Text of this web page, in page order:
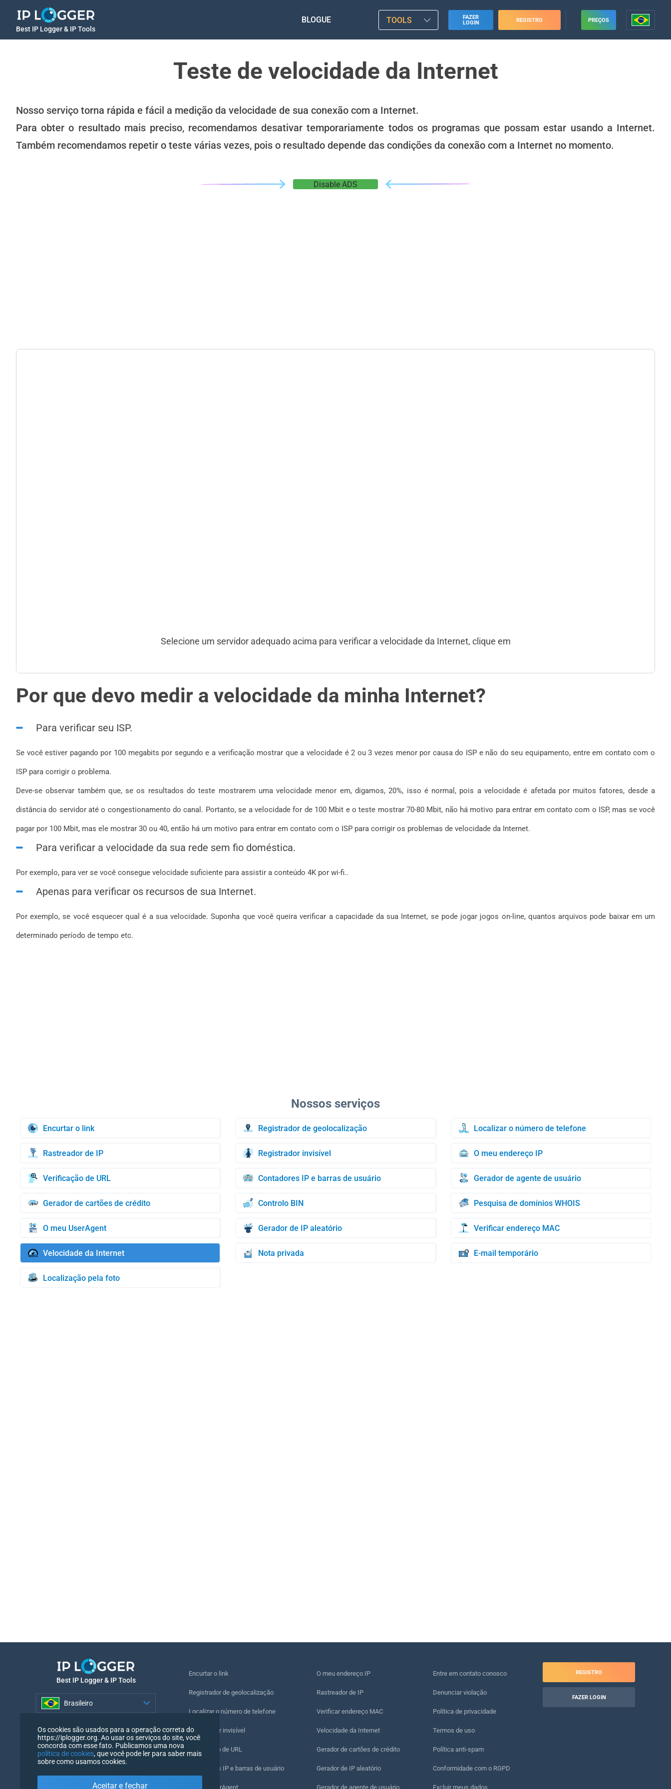
Best IP Logger & IP Tools
BLOGUE TOOLS
FAZER
LOGIN
REGISTRO PREÇOS
Teste de velocidade da Internet
Nosso serviço torna rápida e fácil a medição da velocidade de sua conexão com a Internet.
Para obter o resultado mais preciso, recomendamos desativar temporariamente todos os programas que possam estar usando a Internet.
Também recomendamos repetir o teste várias vezes, pois o resultado depende das condições da conexão com a Internet no momento.
Disable ADS
Por que devo medir a velocidade da minha Internet?
Para verificar seu ISP.
Se você estiver pagando por 100 megabits por segundo e a verificação mostrar que a velocidade é 2 ou 3 vezes menor por causa do ISP e não do seu equipamento, entre em contato com o
ISP para corrigir o problema.
Deve-se observar também que, se os resultados do teste mostrarem uma velocidade menor em, digamos, 20%, isso é normal, pois a velocidade é afetada por muitos fatores, desde a
distância do servidor até o congestionamento do canal. Portanto, se a velocidade for de 100 Mbit e o teste mostrar 70-80 Mbit, não há motivo para entrar em contato com o ISP, mas se você
pagar por 100 Mbit, mas ele mostrar 30 ou 40, então há um motivo para entrar em contato com o ISP para corrigir os problemas de velocidade da Internet.
Para verificar a velocidade da sua rede sem fio doméstica.
Por exemplo, para ver se você consegue velocidade suficiente para assistir a conteúdo 4K por wi-fi..
Apenas para verificar os recursos de sua Internet.
Por exemplo, se você esquecer qual é a sua velocidade. Suponha que você queira verificar a capacidade da sua Internet, se pode jogar jogos on-line, quantos arquivos pode baixar em um
determinado período de tempo etc.
Encurtar o link Registrador de geolocalização Localizar o número de telefone
Rastreador de IP Registrador invisível O meu endereço IP
Verificação de URL Contadores IP e barras de usuário Gerador de agente de usuário
Gerador de cartões de crédito Controlo BIN Pesquisa de domínios WHOIS
O meu UserAgent Gerador de IP aleatório Verificar endereço MAC
Velocidade da Internet Nota privada E-mail temporário
Localização pela foto
Best IP Logger & IP Tools
Brasileiro
Encurtar o link
Registrador de geolocalização
Localizar o número de telefone
Registrador invisível
Verificação de URL
Contadores IP e barras de usuário
O meu UserAgent
O meu endereço IP
Rastreador de IP
Verificar endereço MAC
Velocidade da Internet
Gerador de cartões de crédito
Gerador de IP aleatório
Gerador de agente de usuário
Entre em contato conosco
Denunciar violação
Política de privacidade
Termos de uso
Política anti-spam
Conformidade com o RGPD
Excluir meus dados
REGISTRO
FAZER LOGIN
Os cookies são usados para a operação correta do
https://iplogger.org. Ao usar os serviços do site, você
concorda com esse fato. Publicamos uma nova
política de cookies, que você pode ler para saber mais
sobre como usamos cookies.
Aceitar e fechar